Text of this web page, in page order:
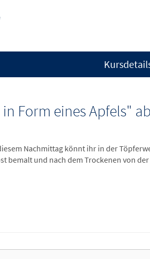
Form eines Apfels"
Nachmittag könnt ihr in der
bemalt und nach dem Trockenen von